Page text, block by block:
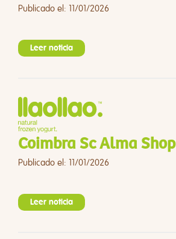
Publicado el: 11/01/2026
Leer noticia
Coimbra Sc Alma
Publicado el: 11/01/2026
Leer noticia